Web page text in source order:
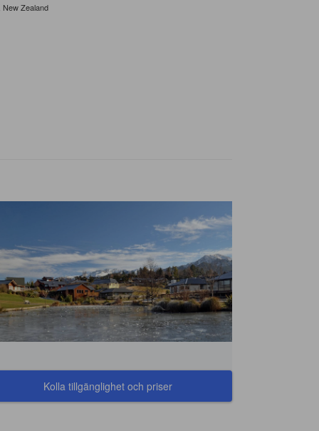
New Zealand
Kolla tillgänglighet och priser